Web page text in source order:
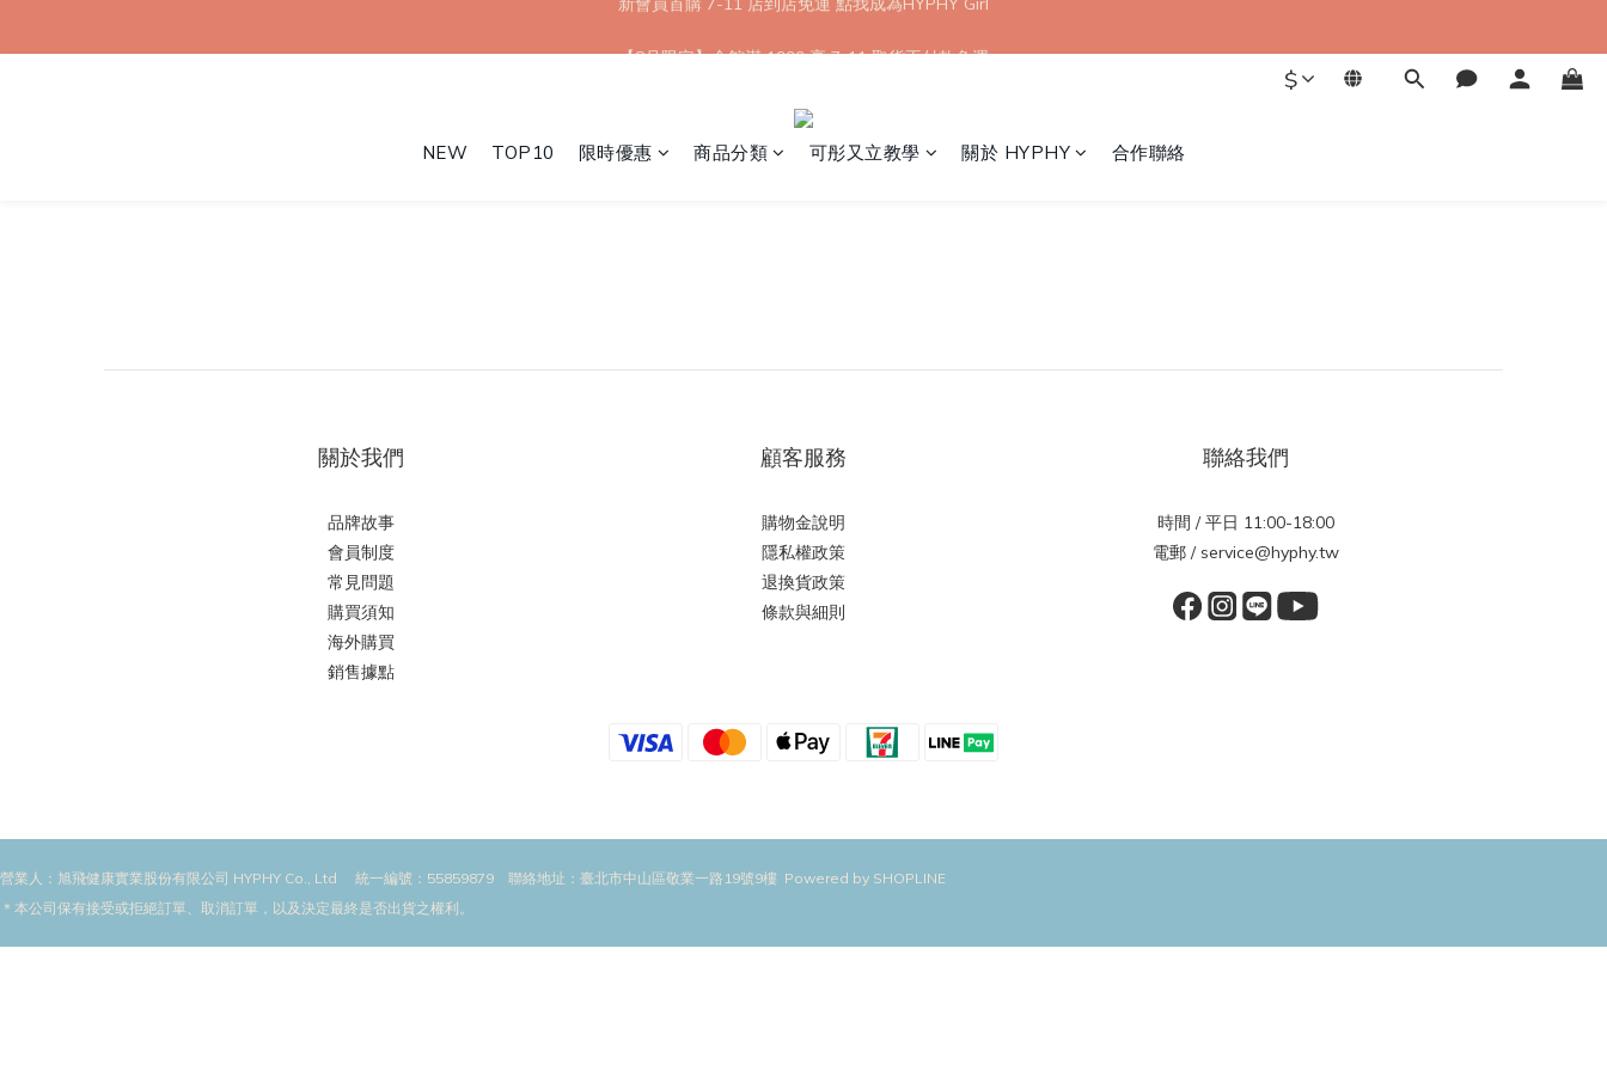
【8月限定】全館滿 1999 享 7-11 取貨不付款免運
$
NEW TOP10 限時優惠 商品分類 可彤又立教學 關於 HYPHY 合作聯絡
關於我們
品牌故事
會員制度
常見問題
購買須知
海外購買
銷售據點
顧客服務
購物金說明
隱私權政策
退換貨政策
條款與細則
聯絡我們
時間 / 平日 11:00-18:00
電郵 / service@hyphy.tw
營業人：旭飛健康實業股份有限公司 HYPHY Co., Ltd 統一編號：55859879 聯絡地址：臺北市中山區敬業一路19號9樓 Powered by SHOPLINE
＊本公司保有接受或拒絕訂單、取消訂單，以及決定最終是否出貨之權利。